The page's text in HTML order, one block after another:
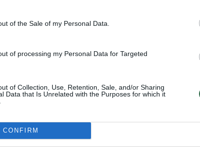
of the Sale of my Personal Data.
of processing my Personal Data for Targeted
of Collection, Use, Retention, Sale, and/or Sharing
Data that Is Unrelated with the Purposes for which it
CONFIRM
vyriausioji ekonomistė, naujienų portalui
vertinimai rodė, jog